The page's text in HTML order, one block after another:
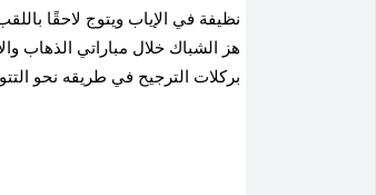
نظيفة في الإياب ويتوج لاحقًا
بركلات الترجيح في طريقه نحو